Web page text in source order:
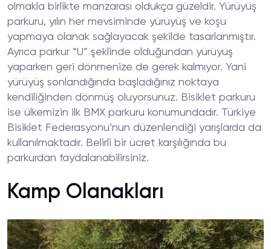
olmakla birlikte manzarası oldukça güzeldir. Yürüyüş
parkuru, yılın her mevsiminde yürüyüş ve koşu
yapmaya olanak sağlayacak şekilde tasarlanmıştır.
Ayrıca parkur “U” şeklinde olduğundan yürüyüş
yaparken geri dönmenize de gerek kalmıyor. Yani
yürüyüş sonlandığında başladığınız noktaya
kendiliğinden dönmüş oluyorsunuz. Bisiklet parkuru
ise ülkemizin ilk BMX parkuru konumundadır. Türkiye
Bisiklet Federasyonu’nun düzenlendiği yarışlarda da
kullanılmaktadır. Belirli bir ücret karşılığında bu
parkurdan faydalanabilirsiniz.
Kamp Olanakları